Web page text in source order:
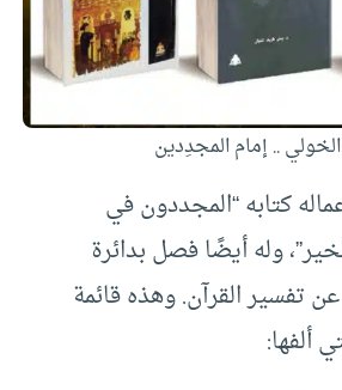
.. إمام المجدِدين
كتابه “المجددون في
وله أيضًا فصل بدائرة
تفسير القرآن. وهذه قائمة
ألفها: